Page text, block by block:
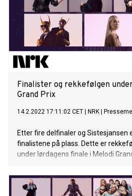
Finalister og rekkefølgen
Grand Prix
14.2.2022 17:11:02 CET NRK
Etter fire delfinaler og Sistesjansen
finalistene på plass. Dette er
under lørdagens finale i Melodi